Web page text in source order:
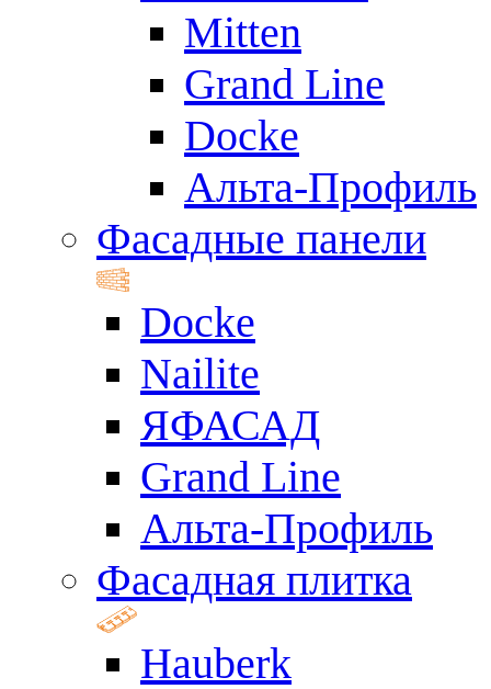
Mitten
Grand Line
Docke
Альта-Профиль
Фасадные панели
Docke
Nailite
ЯФАСАД
Grand Line
Альта-Профиль
Фасадная плитка
Hauberk